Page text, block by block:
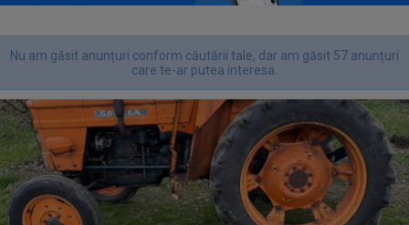
Nu am găsit anunțuri conform căutării tale, dar am găsit 57 anunțuri
care te-ar putea interesa.